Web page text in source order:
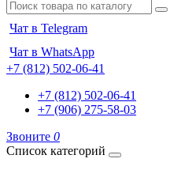
Чат в Telegram
Чат в WhatsApp
+7 (812) 502-06-41
+7 (812) 502-06-41
+7 (906) 275-58-03
Звоните 0
Список категорий